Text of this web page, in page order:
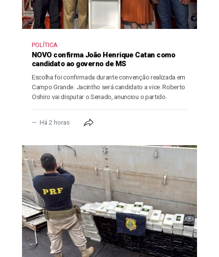
POLÍTICA
NOVO confirma João Henrique Catan como
candidato ao governo de MS
Escolha foi confirmada durante convenção realizada em
Campo Grande. Jacintho será candidato a vice. Roberto
Oshiro vai disputar o Senado, anunciou o partido.
Há 2 horas